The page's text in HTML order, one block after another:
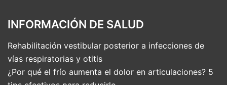
INFORMACIÓN DE SALUD
Rehabilitación vestibular posterior a infecciones de
vías respiratorias y otitis
¿Por qué el frío aumenta el dolor en articulaciones? 5